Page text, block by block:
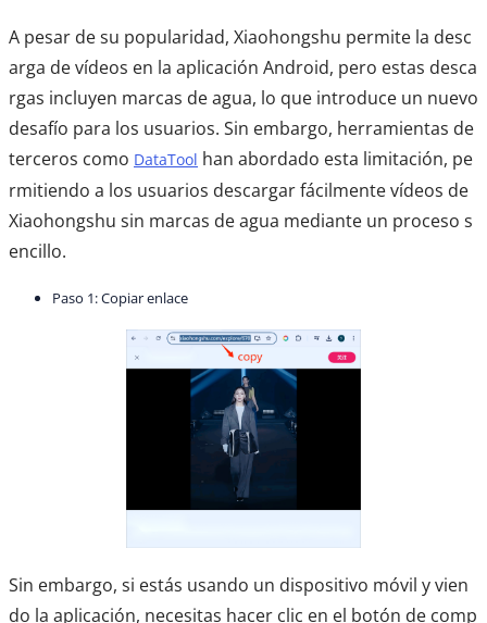
A pesar de su popularidad, Xiaohongshu permite la desc
arga de vídeos en la aplicación Android, pero estas desca
rgas incluyen marcas de agua, lo que introduce un nuevo
desafío para los usuarios. Sin embargo, herramientas de
terceros como DataTool han abordado esta limitación, pe
rmitiendo a los usuarios descargar fácilmente vídeos de
Xiaohongshu sin marcas de agua mediante un proceso s
encillo.
Paso 1: Copiar enlace
Sin embargo, si estás usando un dispositivo móvil y vien
do la aplicación, necesitas hacer clic en el botón de comp